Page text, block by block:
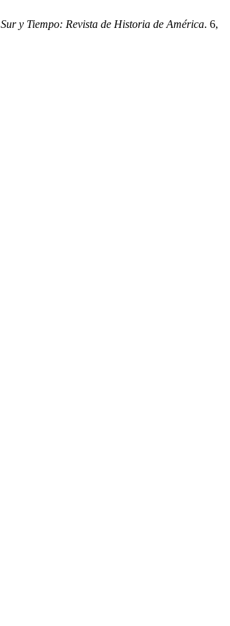
Sur y Tiempo: Revista de Historia de América. 6,